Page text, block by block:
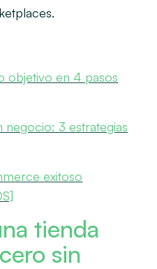
objetivo en 4 pasos
3 estrategias
exitoso
tienda
sin